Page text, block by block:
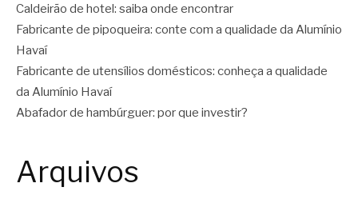
Caldeirão de hotel: saiba onde encontrar
Fabricante de pipoqueira: conte com a qualidade da Alumínio
Havaí
Fabricante de utensílios domésticos: conheça a qualidade
da Alumínio Havaí
Abafador de hambúrguer: por que investir?
Arquivos